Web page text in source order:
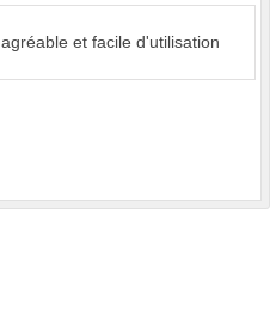
et facile d'utilisation